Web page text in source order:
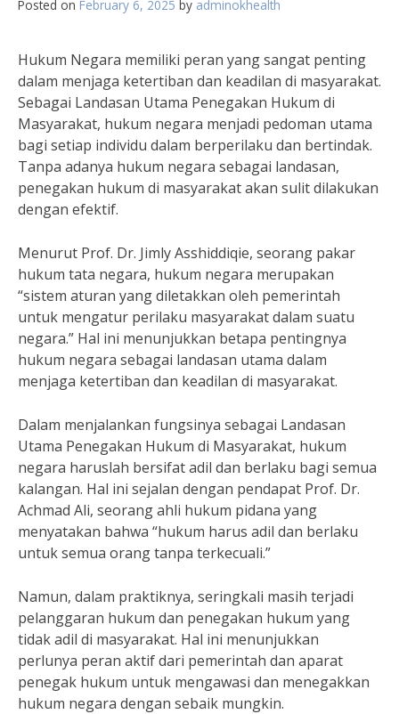
Posted on February 6, 2025 by adminokhealth
Hukum Negara memiliki peran yang sangat penting
dalam menjaga ketertiban dan keadilan di masyarakat.
Sebagai Landasan Utama Penegakan Hukum di
Masyarakat, hukum negara menjadi pedoman utama
bagi setiap individu dalam berperilaku dan bertindak.
Tanpa adanya hukum negara sebagai landasan,
penegakan hukum di masyarakat akan sulit dilakukan
dengan efektif.
Menurut Prof. Dr. Jimly Asshiddiqie, seorang pakar
hukum tata negara, hukum negara merupakan
“sistem aturan yang diletakkan oleh pemerintah
untuk mengatur perilaku masyarakat dalam suatu
negara.” Hal ini menunjukkan betapa pentingnya
hukum negara sebagai landasan utama dalam
menjaga ketertiban dan keadilan di masyarakat.
Dalam menjalankan fungsinya sebagai Landasan
Utama Penegakan Hukum di Masyarakat, hukum
negara haruslah bersifat adil dan berlaku bagi semua
kalangan. Hal ini sejalan dengan pendapat Prof. Dr.
Achmad Ali, seorang ahli hukum pidana yang
menyatakan bahwa “hukum harus adil dan berlaku
untuk semua orang tanpa terkecuali.”
Namun, dalam praktiknya, seringkali masih terjadi
pelanggaran hukum dan penegakan hukum yang
tidak adil di masyarakat. Hal ini menunjukkan
perlunya peran aktif dari pemerintah dan aparat
penegak hukum untuk mengawasi dan menegakkan
hukum negara dengan sebaik mungkin.